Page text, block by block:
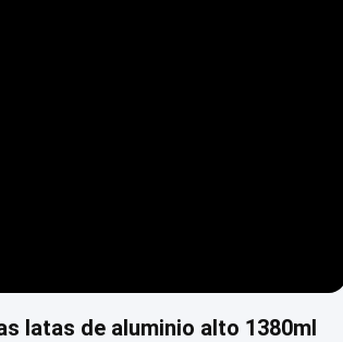
latas de aluminio alto 1380ml